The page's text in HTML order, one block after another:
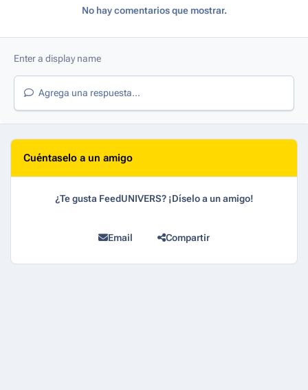
No hay comentarios que mostrar.
Agrega una respuesta...
Cuéntaselo a un amigo
¿Te gusta FeedUNIVERS? ¡Díselo a un amigo!
Email Compartir